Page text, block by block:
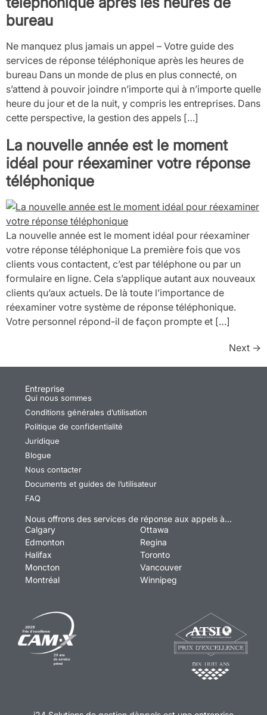
bureau
Ne manquez plus jamais un appel – Votre guide des
services de réponse téléphonique après les heures de
bureau Dans un monde de plus en plus connecté, on
s’attend à pouvoir joindre n’importe qui à n’importe quelle
heure du jour et de la nuit, y compris les entreprises. Dans
cette perspective, la gestion des appels […]
La nouvelle année est le moment
idéal pour réexaminer votre réponse
téléphonique
La nouvelle année est le moment idéal pour réexaminer
votre réponse téléphonique La première fois que vos
clients vous contactent, c’est par téléphone ou par un
formulaire en ligne. Cela s’applique autant aux nouveaux
clients qu’aux actuels. De là toute l’importance de
réexaminer votre système de réponse téléphonique.
Votre personnel répond-il de façon prompte et […]
Next →
Entreprise
Qui nous sommes
Conditions générales d’utilisation
Politique de confidentialité
Juridique
Blogue
Nous contacter
Documents et guides de l’utilisateur
FAQ
Nous offrons des services de réponse aux appels à…
Calgary
Edmonton
Halifax
Moncton
Montréal
Ottawa
Regina
Toronto
Vancouver
Winnipeg